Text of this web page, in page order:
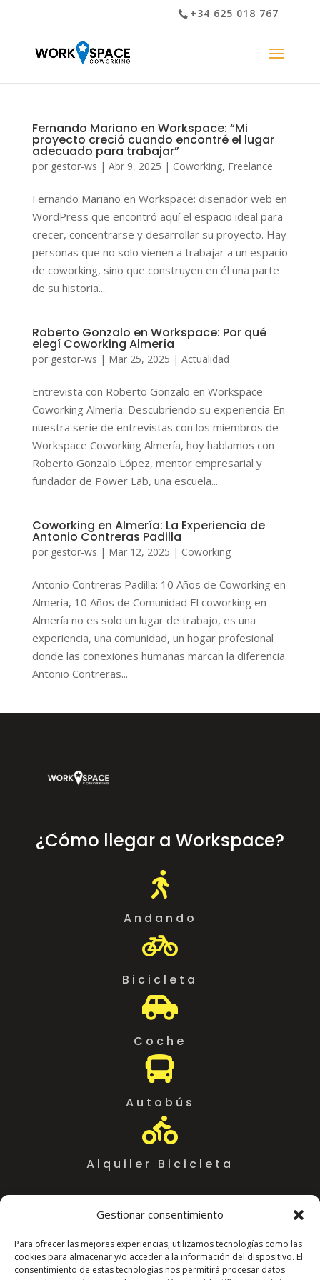
Gestionar consentimiento
Para ofrecer las mejores experiencias, utilizamos tecnologías como las
cookies para almacenar y/o acceder a la información del dispositivo. El
consentimiento de estas tecnologías nos permitirá procesar datos
+34 625 018 767
Fernando Mariano en Workspace: “Mi
proyecto creció cuando encontré el lugar
adecuado para trabajar”
por gestor-ws | Abr 9, 2025 | Coworking, Freelance
Fernando Mariano en Workspace: diseñador web en
WordPress que encontró aquí el espacio ideal para
crecer, concentrarse y desarrollar su proyecto. Hay
personas que no solo vienen a trabajar a un espacio
de coworking, sino que construyen en él una parte
de su historia....
Roberto Gonzalo en Workspace: Por qué
elegí Coworking Almería
por gestor-ws | Mar 25, 2025 | Actualidad
Entrevista con Roberto Gonzalo en Workspace
Coworking Almería: Descubriendo su experiencia En
nuestra serie de entrevistas con los miembros de
Workspace Coworking Almería, hoy hablamos con
Roberto Gonzalo López, mentor empresarial y
fundador de Power Lab, una escuela...
Coworking en Almería: La Experiencia de
Antonio Contreras Padilla
por gestor-ws | Mar 12, 2025 | Coworking
Antonio Contreras Padilla: 10 Años de Coworking en
Almería, 10 Años de Comunidad El coworking en
Almería no es solo un lugar de trabajo, es una
experiencia, una comunidad, un hogar profesional
donde las conexiones humanas marcan la diferencia.
Antonio Contreras...
¿Cómo llegar a Workspace?

Andando

Bicicleta

Coche

Autobús

Alquiler Bicicleta